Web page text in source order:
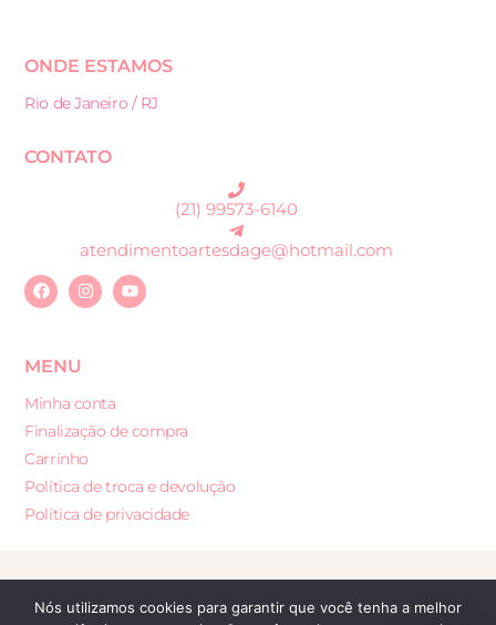
ONDE ESTAMOS
Rio de Janeiro / RJ
CONTATO
(21) 99573-6140
atendimentoartesdage@hotmail.com
MENU
Minha conta
Finalização de compra
Carrinho
Política de troca e devolução
Política de privacidade
Desenvolvido por: Sites e Lojas Virtuais
Nós utilizamos cookies para garantir que você tenha a melhor